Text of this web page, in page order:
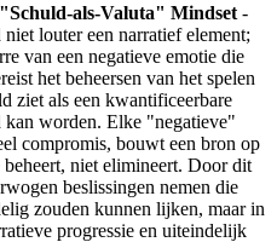
als-Valuta" Mindset -
louter een narratief element;
van een negatieve emotie die
het beheersen van het spelen
ziet als een kwantificeerbare
kan worden. Elke "negatieve"
compromis, bouwt een bron op
niet elimineert. Door dit
beslissingen nemen die
zouden kunnen lijken, maar in
progressie en uiteindelijk